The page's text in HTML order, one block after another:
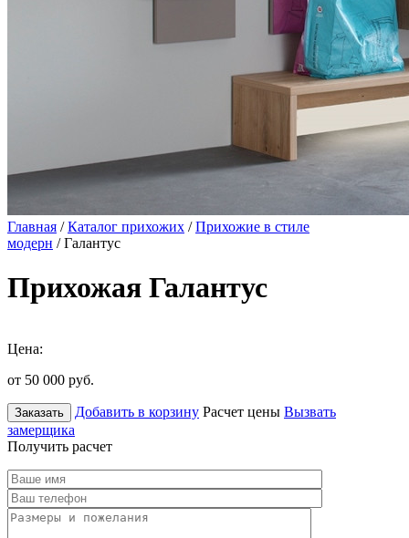
Главная /Каталог прихожих /Прихожие в стиле
модерн / Галантус
Прихожая Галантус
Цена:
от 50 000 руб.
Заказать Добавить в корзину Расчет цены Вызвать
замерщика
Получить расчет